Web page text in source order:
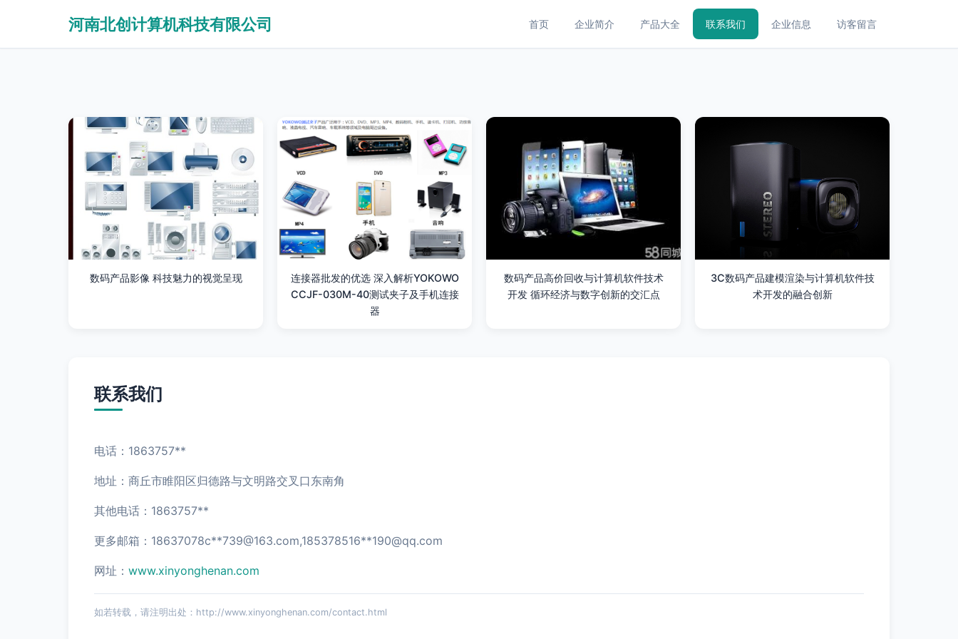
河南北创计算机科技有限公司 首页 企业简介 产品大全 联系我们 企业信息 访客留言
数码产品影像 科技魅力的视觉呈现
连接器批发的优选 深入解析YOKOWO
CCJF-030M-40测试夹子及手机连接
器
数码产品高价回收与计算机软件技术
开发 循环经济与数字创新的交汇点
3C数码产品建模渲染与计算机软件技
术开发的融合创新
联系我们
电话：1863757**
地址：商丘市睢阳区归德路与文明路交叉口东南角
其他电话：1863757**
更多邮箱：18637078c**739@163.com,185378516**190@qq.com
网址： www.xinyonghenan.com
如若转载，请注明出处：http://www.xinyonghenan.com/contact.html